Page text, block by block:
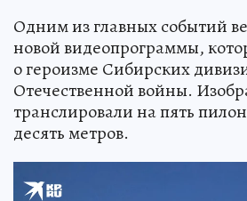
Одним из главных событий
новой видеопрограммы,
о героизме Сибирских
Отечественной войны.
транслировали на пять
десять метров.